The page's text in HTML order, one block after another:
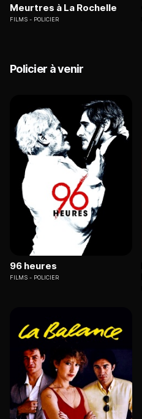
Meurtres à La Rochelle
FILMS POLICIER
Policier à venir
96 heures
FILMS POLICIER